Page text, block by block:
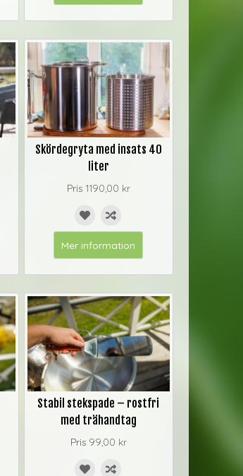
Skördegryta med insats 40
liter
Pris 1190,00 kr
Mer information
Stabil stekspade – rostfri
med trähandtag
Pris 99,00 kr